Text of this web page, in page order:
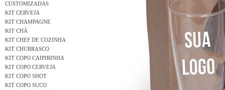
CUSTOMIZADAS
KIT CERVEJA
KIT CHAMPAGNE
KIT CHÁ
KIT CHEF DE COZINHA
KIT CHURRASCO
KIT COPO CAIPIRINHA
KIT COPO CERVEJA
KIT COPO SHOT
KIT COPO SUCO